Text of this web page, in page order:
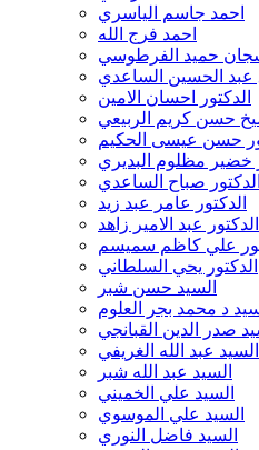
حسين رشك العامري
حسين علاوي
حسين قسام
حمزة الخالدي
حمزة شريف
حميد الطرفي
حميد المقدس الغريفي
حياة الشمري
حيدر الجد
حيدر جواد الموسوي
الرضا علي الظالمي
حيدر لفتة سعيد
حيدر مواش
خالد التميمي
خالد شبر
خضير الخزاعي
د ابراهيم النصيراوي
د ابراهيم بحر العلوم
د احمد المالكي
د باقر الكرباسي
د تماضر ال جعفر
احمد جاسم الياسري
احمد فرج الله
حميد الفرطوسي
عبد الحسين الساعدي
الدكتور احسان الامين
حسن كريم الربيعي
حسن عيسى الحكيم
خضير مظلوم البديري
الدكتور صباح الساعدي
الدكتور عامر عبد زيد
الدكتور عبد الامير زاهد
علي كاظم سميسم
الدكتور يحي السلطاني
السيد حسن شبر
د محمد بجر العلوم
صدر الدين القبانجي
السيد عبد الله الغريفي
السيد عبد الله شبر
السيد علي الخميني
السيد علي الموسوي
السيد فاضل النوري